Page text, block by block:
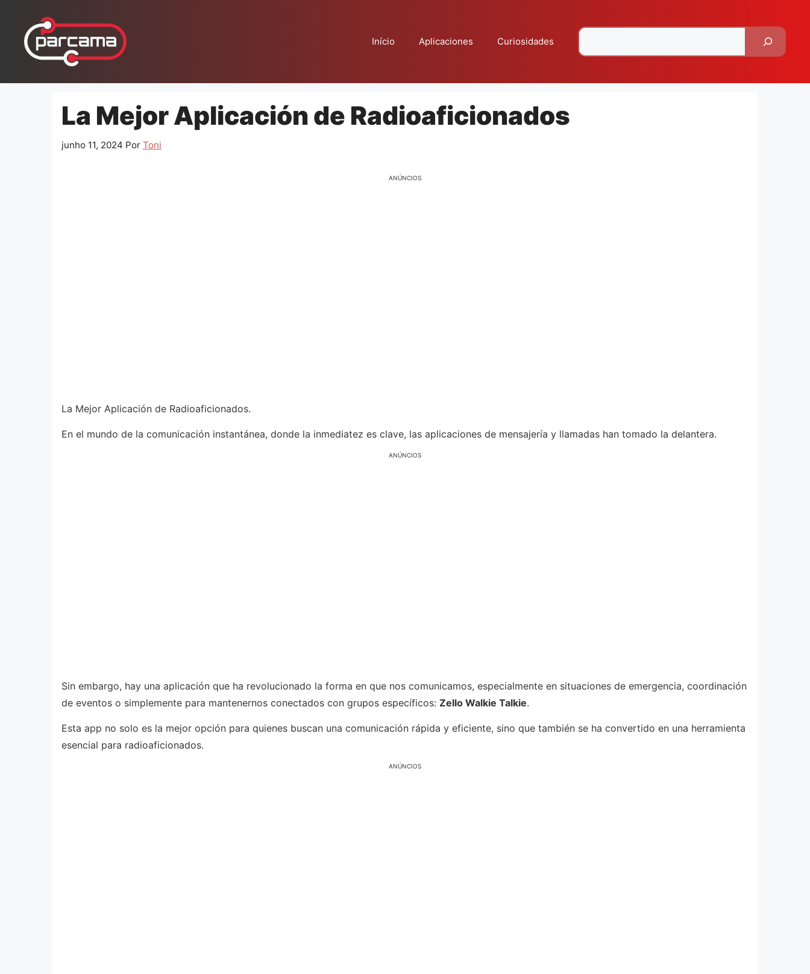
conteúdo
Início Aplicaciones Curiosidades
La Mejor Aplicación de Radioaficionados
junho 11, 2024 Por Toni
ANÚNCIOS
La Mejor Aplicación de Radioaficionados.
En el mundo de la comunicación instantánea, donde la inmediatez es clave, las aplicaciones de mensajería y llamadas han tomado la delantera.
ANÚNCIOS
Sin embargo, hay una aplicación que ha revolucionado la forma en que nos comunicamos, especialmente en situaciones de emergencia, coordinación
de eventos o simplemente para mantenernos conectados con grupos específicos: Zello Walkie Talkie.
Esta app no solo es la mejor opción para quienes buscan una comunicación rápida y eficiente, sino que también se ha convertido en una herramienta
esencial para radioaficionados.
ANÚNCIOS